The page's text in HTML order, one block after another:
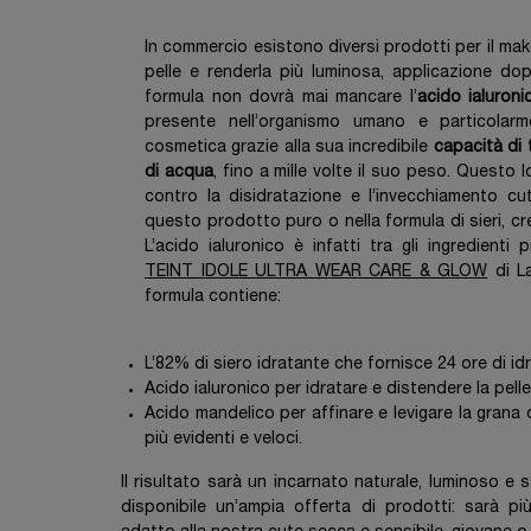
In commercio esistono diversi prodotti per il
pelle e renderla più luminosa, applicazione
formula non dovrà mai mancare l’acido
presente nell’organismo umano e
cosmetica grazie alla sua incredibile capacità di
di acqua, fino a mille volte il suo peso. Questo
contro la disidratazione e l’invecchiamento
questo prodotto puro o nella formula di sieri,
L’acido ialuronico è infatti tra gli ingredienti
TEINT IDOLE ULTRA WEAR CARE & GLOW di
formula contiene:
L’82% di siero idratante che fornisce 24 ore di
Acido ialuronico per idratare e distendere la
Acido mandelico per affinare e levigare la
più evidenti e veloci.
Il risultato sarà un incarnato naturale, luminoso e
disponibile un’ampia offerta di prodotti: sarà
Selected
Colore 105W
Selected
Colore 110C
Selected
Colore 115C
Colore